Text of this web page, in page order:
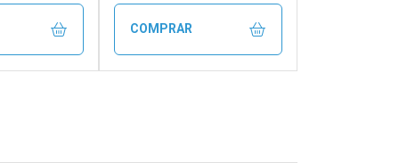
COMPRAR